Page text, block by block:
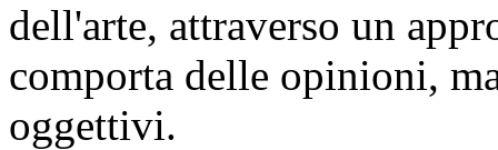
dell'arte, attraverso un
comporta delle opinioni,
oggettivi.